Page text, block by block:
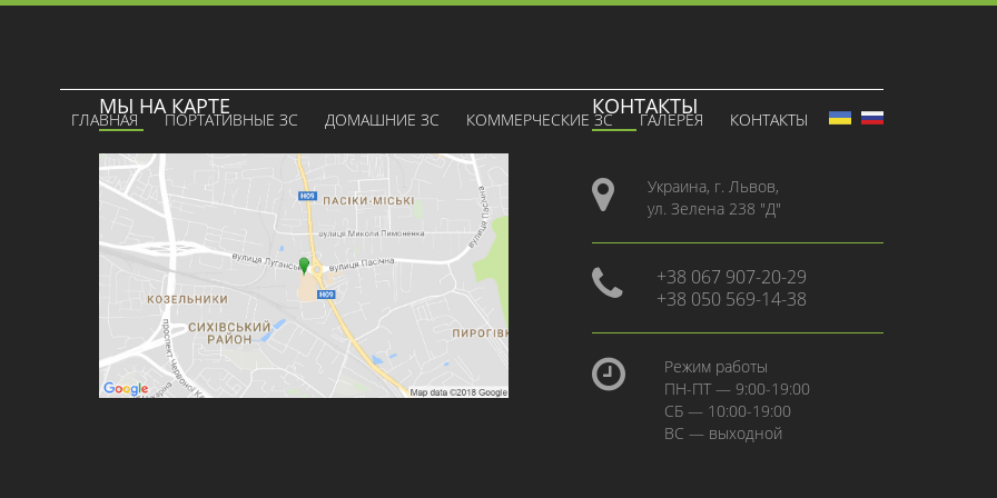
ГЛАВНАЯ ПОРТАТИВНЫЕ ЗС ДОМАШНИЕ ЗС КОММЕРЧЕСКИЕ ЗС ГАЛЕРЕЯ КОНТАКТЫ
МЫ НА КАРТЕ КОНТАКТЫ
Украина, г. Львов,
ул. Зелена 238 "Д"
+38 067 907-20-29
+38 050 569-14-38
Режим работы
ПН-ПТ — 9:00-19:00
СБ — 10:00-19:00
ВС — выходной